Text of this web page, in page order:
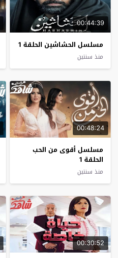
00:44:39
مسلسل الحشاشين الحلقة 1
منذ سنتين
00:48:24
مسلسل أقوى من الحب
الحلقة 1
منذ سنتين
00:30:52